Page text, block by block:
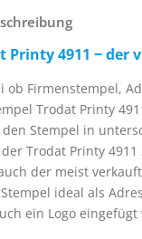
Printy 4911 ‒ der
ob Firmenstempel,
Trodat Printy
Stempel in
Trodat Printy
der meist
ideal als
ein Logo eingefügt